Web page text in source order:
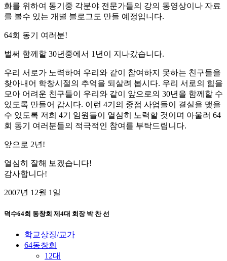
화를 위하여 동기중 각분야 전문가들의 강의 동영상이나 자료
를 볼수 있는 개별 블로그도 만들 예정입니다.
64회 동기 여러분!
벌써 함께할 30년중에서 1년이 지나갔습니다.
우리 서로가 노력하여 우리와 같이 참여하지 못하는 친구들을
찾아내어 학창시절의 추억을 되살려 봅시다. 우리 서로의 힘을
모아 어려운 친구들이 우리와 같이 앞으로의 30년을 함께할 수
있도록 만들어 갑시다. 이런 4기의 중점 사업들이 결실을 맺을
수 있도록 저희 4기 임원들이 열심히 노력할 것이며 아울러 64
회 동기 여러분들의 적극적인 참여를 부탁드립니다.
앞으로 2년!
열심히 잘해 보겠습니다!
감사합니다!
2007년 12월 1일
덕수64회 동창회 제4대 회장 박 찬 선
학교상징/교가
64동창회
12대